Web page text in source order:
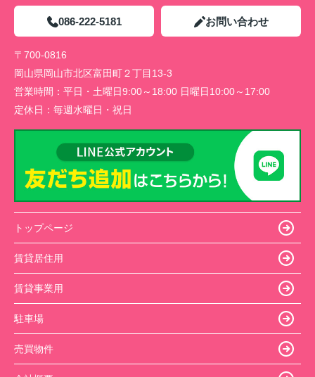
086-222-5181 お問い合わせ
〒700-0816
岡山県岡山市北区富田町２丁目13-3
営業時間： 平日・土曜日9:00～18:00 日曜日10:00～17:00
定休日： 毎週水曜日・祝日
トップページ
賃貸居住用
賃貸事業用
駐車場
売買物件